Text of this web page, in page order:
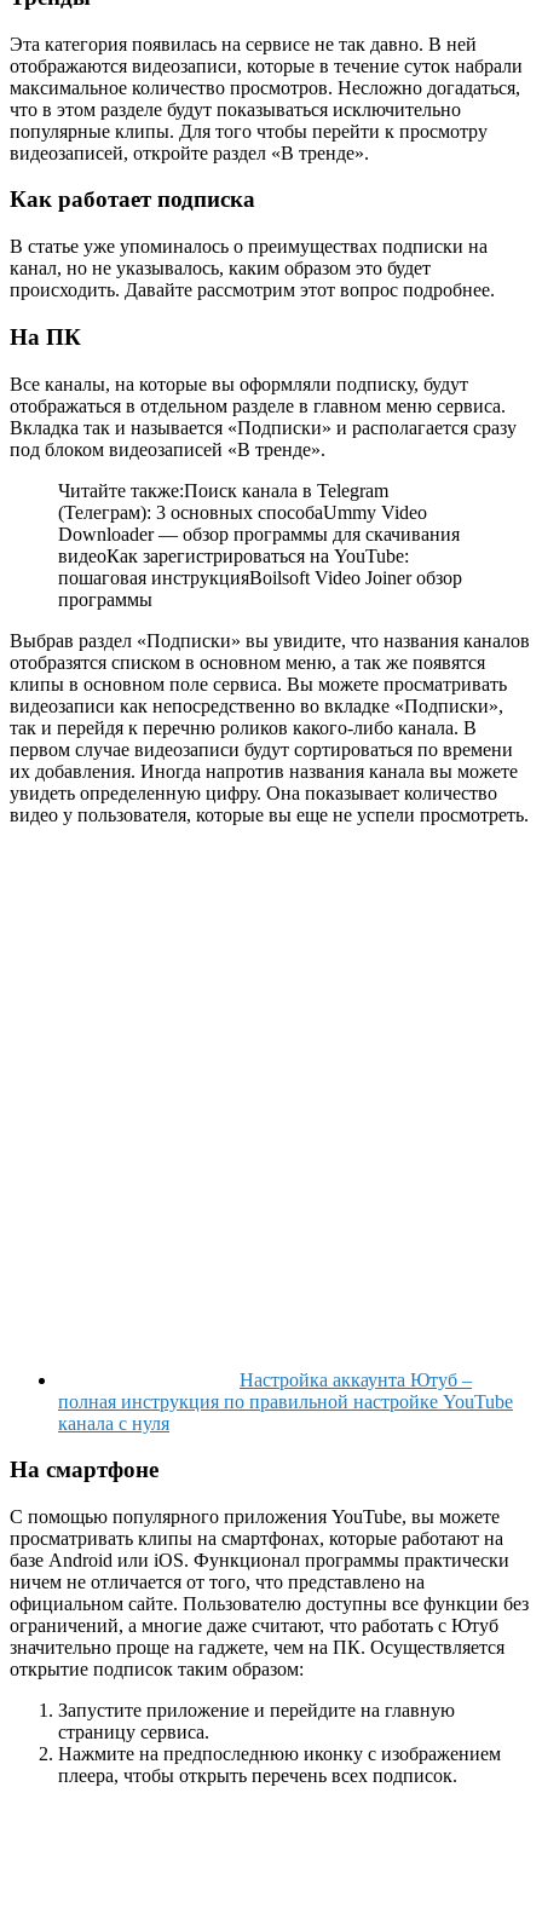
Эта категория появилась на сервисе не так давно. В ней
отображаются видеозаписи, которые в течение суток набрали
максимальное количество просмотров. Несложно догадаться,
что в этом разделе будут показываться исключительно
популярные клипы. Для того чтобы перейти к просмотру
видеозаписей, откройте раздел «В тренде».
Как работает подписка
В статье уже упоминалось о преимуществах подписки на
канал, но не указывалось, каким образом это будет
происходить. Давайте рассмотрим этот вопрос подробнее.
На ПК
Все каналы, на которые вы оформляли подписку, будут
отображаться в отдельном разделе в главном меню сервиса.
Вкладка так и называется «Подписки» и располагается сразу
под блоком видеозаписей «В тренде».
Читайте также:Поиск канала в Telegram
(Телеграм): 3 основных способаUmmy Video
Downloader — обзор программы для скачивания
видеоКак зарегистрироваться на YouTube:
пошаговая инструкцияBoilsoft Video Joiner обзор
программы
Выбрав раздел «Подписки» вы увидите, что названия каналов
отобразятся списком в основном меню, а так же появятся
клипы в основном поле сервиса. Вы можете просматривать
видеозаписи как непосредственно во вкладке «Подписки»,
так и перейдя к перечню роликов какого-либо канала. В
первом случае видеозаписи будут сортироваться по времени
их добавления. Иногда напротив названия канала вы можете
увидеть определенную цифру. Она показывает количество
видео у пользователя, которые вы еще не успели просмотреть.
Настройка аккаунта Ютуб –
полная инструкция по правильной настройке YouTube
канала с нуля
На смартфоне
С помощью популярного приложения YouTube, вы можете
просматривать клипы на смартфонах, которые работают на
базе Android или iOS. Функционал программы практически
ничем не отличается от того, что представлено на
официальном сайте. Пользователю доступны все функции без
ограничений, а многие даже считают, что работать с Ютуб
значительно проще на гаджете, чем на ПК. Осуществляется
открытие подписок таким образом:
Запустите приложение и перейдите на главную
страницу сервиса.
Нажмите на предпоследнюю иконку с изображением
плеера, чтобы открыть перечень всех подписок.